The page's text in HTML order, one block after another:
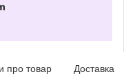
про товар Доставка